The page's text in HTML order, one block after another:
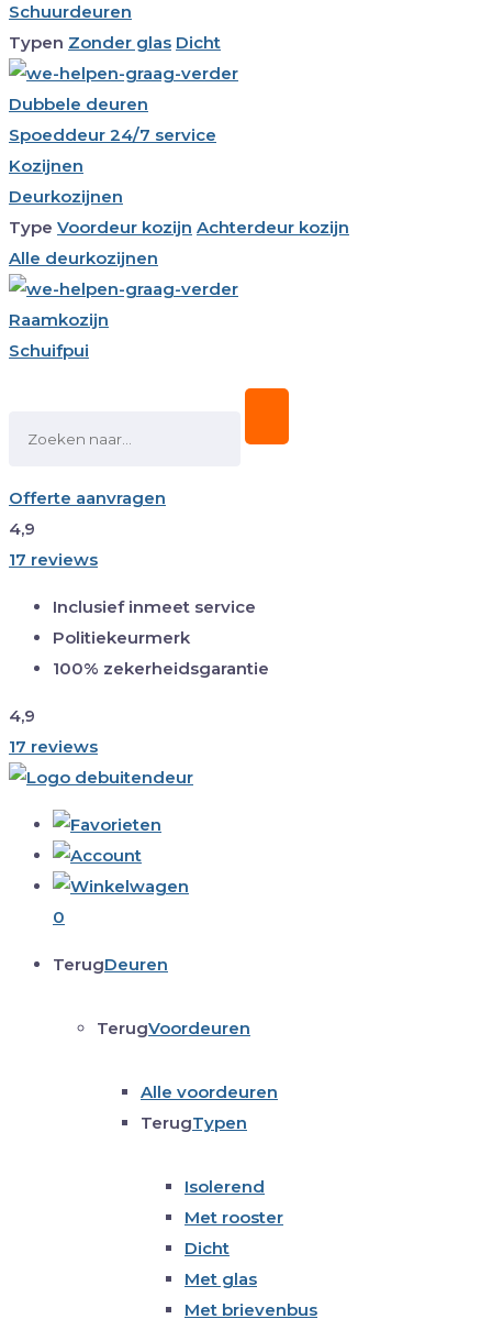
Schuurdeuren
Typen Zonder glas Dicht
Dubbele deuren
Spoeddeur 24/7 service
Kozijnen
Deurkozijnen
Type Voordeur kozijn Achterdeur kozijn
Alle deurkozijnen
Raamkozijn
Schuifpui
Offerte aanvragen
4,9
17 reviews
Inclusief inmeet service
Politiekeurmerk
100% zekerheidsgarantie
4,9
17 reviews
0
TerugDeuren
TerugVoordeuren
Alle voordeuren
TerugTypen
Isolerend
Met rooster
Dicht
Met glas
Met brievenbus